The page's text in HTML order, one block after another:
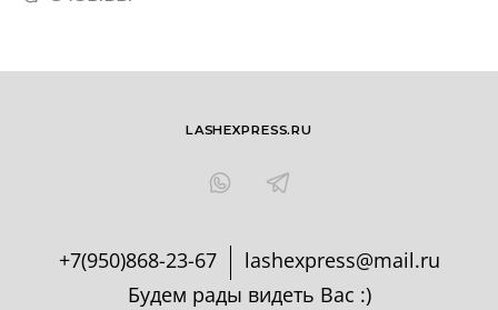
+7(950)868-23-67
lashexpress@mail.ru
Будем рады видеть Вас :)
LASHEXPRESS.RU